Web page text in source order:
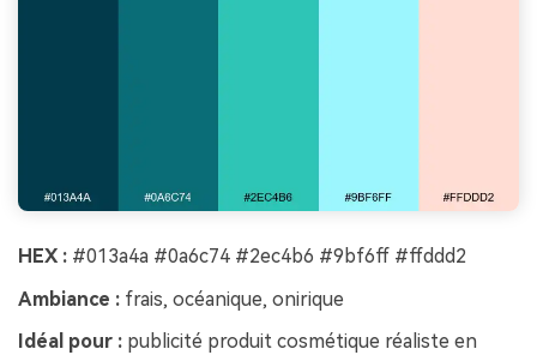
HEX : #013a4a #0a6c74 #2ec4b6 #9bf6ff #ffddd2
Ambiance : frais, océanique, onirique
Idéal pour : publicité produit cosmétique réaliste en